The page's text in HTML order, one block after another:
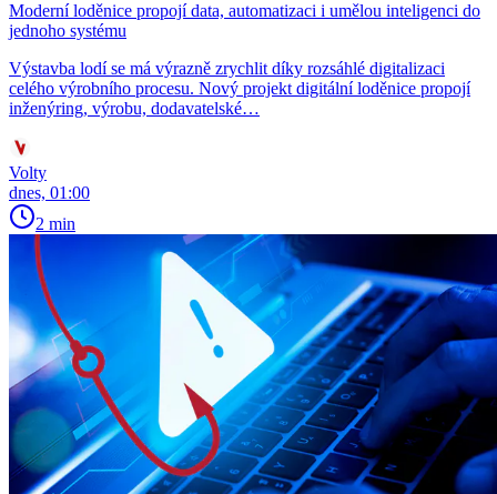
Moderní loděnice propojí data, automatizaci i umělou inteligenci do
jednoho systému
Výstavba lodí se má výrazně zrychlit díky rozsáhlé digitalizaci
celého výrobního procesu. Nový projekt digitální loděnice propojí
inženýring, výrobu, dodavatelské…
Volty
dnes, 01:00
2 min